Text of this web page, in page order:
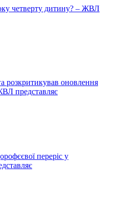
четверту дитину? – ЖВЛ
розкритикував оновлення
представляє
переріс у